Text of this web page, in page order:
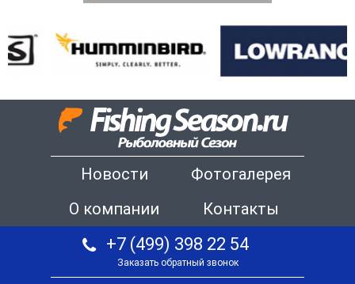
Новости
Фотогалерея
О компании
Контакты
+7 (499) 398 22 54
Заказать обратный звонок